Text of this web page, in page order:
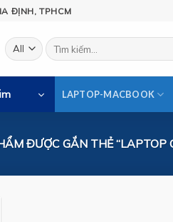
ĐỊNH, TPHCM
Tìm
kiếm:
LAPTOP-MACBOOK
ĐƯỢC GẮN THẺ “LAPTOP